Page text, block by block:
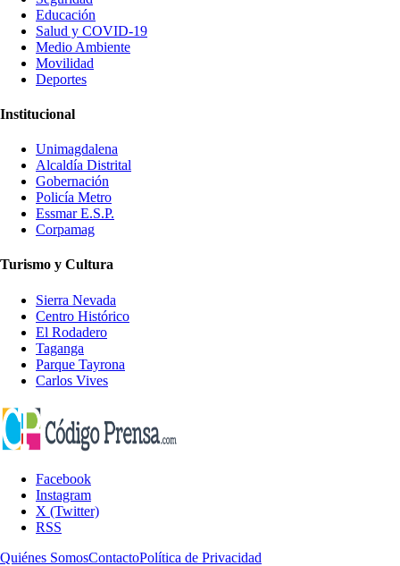
Educación
Salud y COVID-19
Medio Ambiente
Movilidad
Deportes
Institucional
Unimagdalena
Alcaldía Distrital
Gobernación
Policía Metro
Essmar E.S.P.
Corpamag
Turismo y Cultura
Sierra Nevada
Centro Histórico
El Rodadero
Taganga
Parque Tayrona
Carlos Vives
Facebook
Instagram
X (Twitter)
RSS
Quiénes SomosContactoPolítica de Privacidad